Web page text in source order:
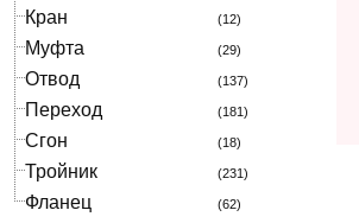
Кран (12)
Муфта (29)
Отвод (137)
Переход (181)
Сгон (18)
Тройник (231)
Фланец (62)